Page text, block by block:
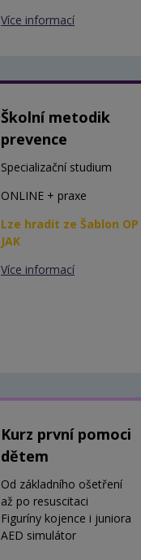
Více informací
Školní metodik
prevence
Specializační studium
ONLINE + praxe
Lze hradit ze Šablon OP
JAK
Více informací
Kurz první pomoci
dětem
Od základního ošetření
až po resuscitaci
Figuríny kojence i juniora
AED simulátor